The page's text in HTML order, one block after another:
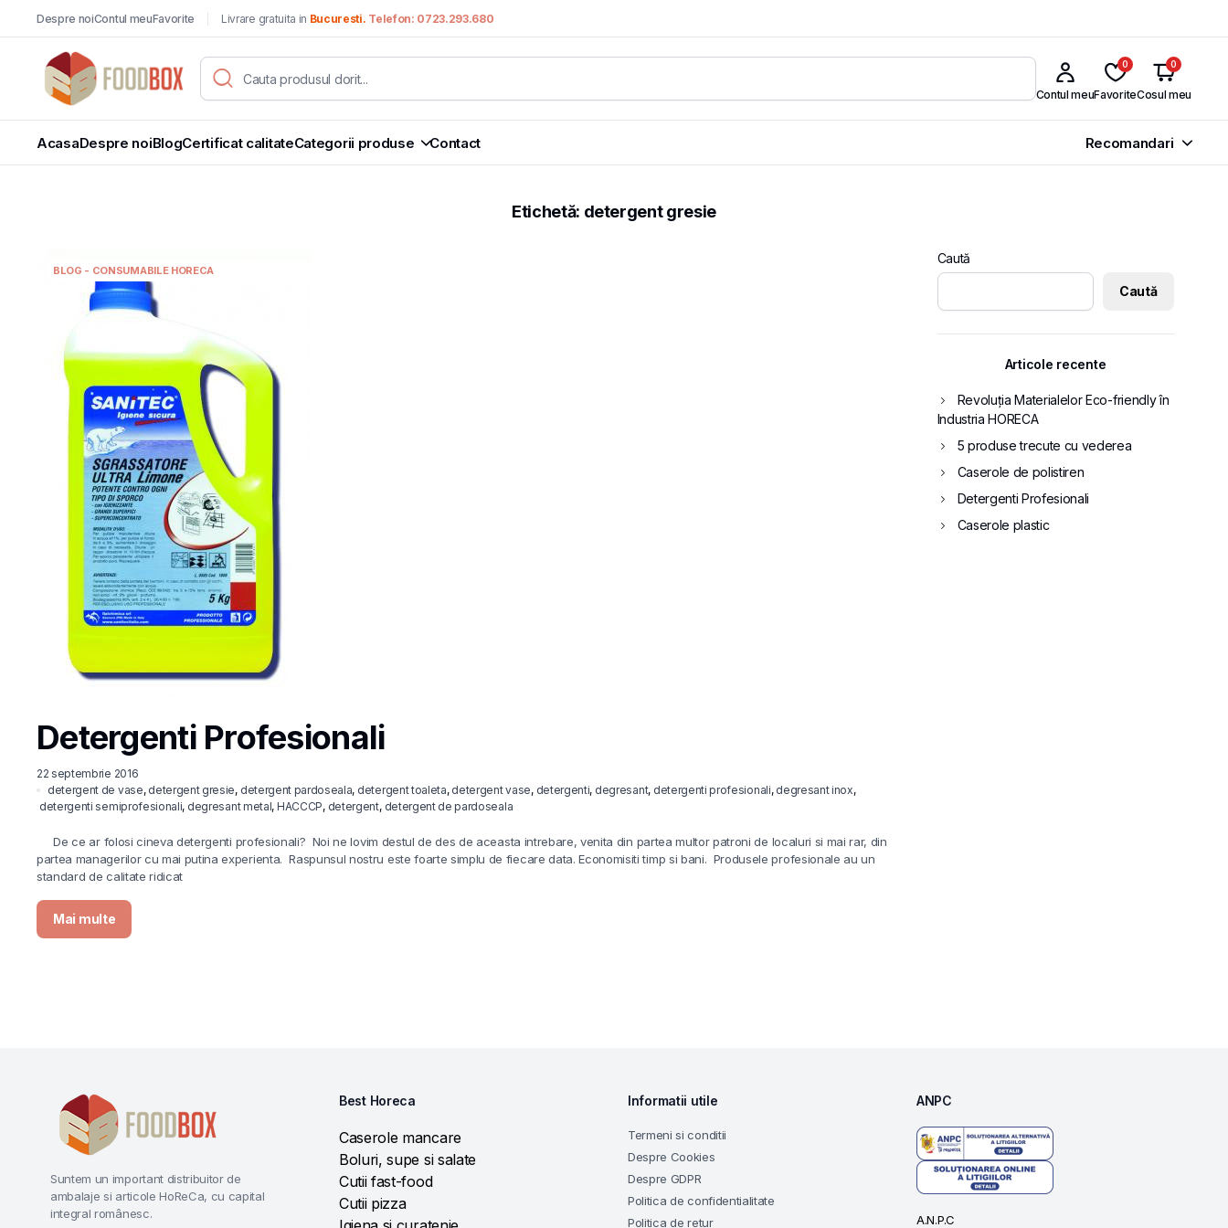
Despre noiContul meuFavorite Livrare gratuita in Bucuresti. Telefon: 0723.293.680
Contul meu
0
Favorite
0
Cosul meu
AcasaDespre noiBlogCertificat calitateCategorii produse Contact Recomandari
Etichetă: detergent gresie
BLOG - CONSUMABILE HORECA
Detergenti Profesionali
22 septembrie 2016
detergent de vase, detergent gresie, detergent pardoseala, detergent toaleta, detergent vase, detergenti, degresant, detergenti profesionali, degresant inox,
detergenti semiprofesionali, degresant metal, HACCCP, detergent, detergent de pardoseala
De ce ar folosi cineva detergenti profesionali? Noi ne lovim destul de des de aceasta intrebare, venita din partea multor patroni de localuri si mai rar, din
partea managerilor cu mai putina experienta. Raspunsul nostru este foarte simplu de fiecare data. Economisiti timp si bani. Produsele profesionale au un
standard de calitate ridicat
Mai multe
Caută
Caută
Articole recente
Revoluția Materialelor Eco-friendly în
Industria HORECA
5 produse trecute cu vederea
Caserole de polistiren
Detergenti Profesionali
Caserole plastic
Suntem un important distribuitor de
ambalaje si articole HoReCa, cu capital
integral românesc.
Best Horeca
Caserole mancare
Boluri, supe si salate
Cutii fast-food
Cutii pizza
Informatii utile
Termeni si conditii
Despre Cookies
Despre GDPR
Politica de confidentialitate
Politica de retur
ANPC
A.N.P.C